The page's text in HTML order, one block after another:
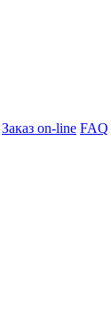
Заказ on-line FAQ